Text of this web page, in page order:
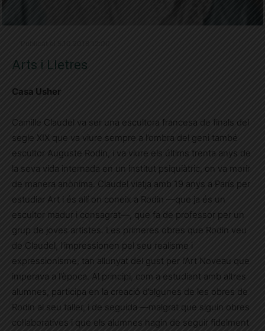
Arts i Lletres
Casa Usher
Camille Claudel va ser una escultora francesa de finals del
segle XIX que va viure sempre a l’ombra del geni també
escultor Auguste Rodin, i va viure els últims trenta anys de
la seva vida internada en un institut psiquiàtric, on va morir
de manera anònima. Claudel viatja amb 19 anys a París per
estudiar Art i és allí on coneix a Rodin —que ja és un
escultor madur i consagrat—, que fa de professor per un
grup de joves artistes. Les primeres obres que Rodin veu
de Claudel, l’impressionen pel seu realisme i
expressionisme, tan allunyat del gust per l’Art Noveau que
imperava a l’època. Al principi, com a estudiant amb altres
alumnes, participa en la creació d’algunes de les obres de
Rodin al seu taller, i de seguida —malgrat que siguin obres
col·laboratives i que els alumnes hagin de seguir fidelment